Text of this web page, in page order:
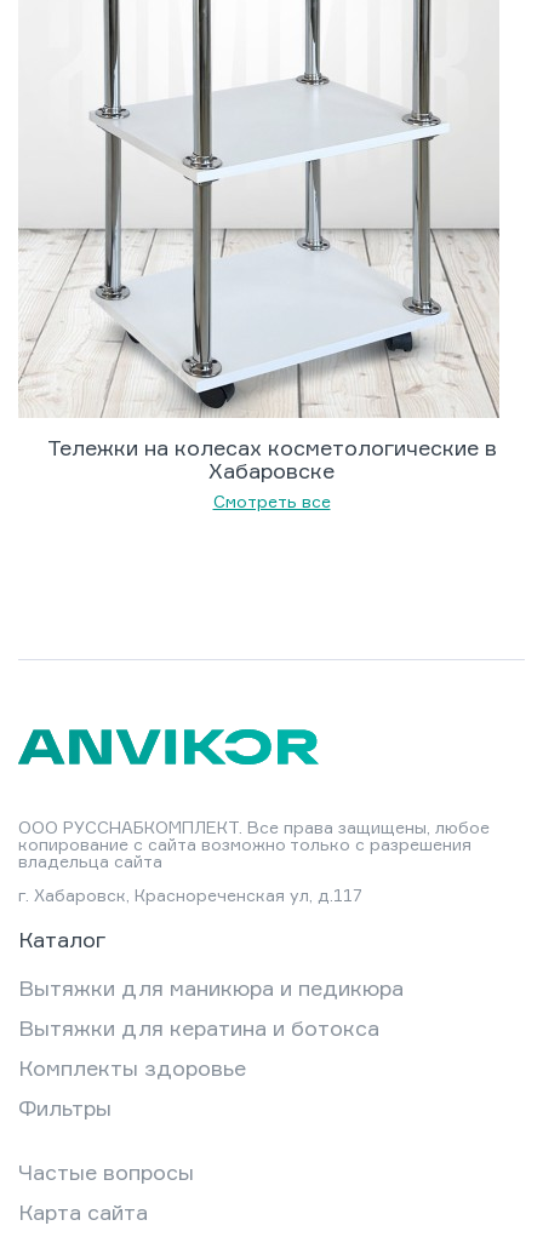
Тележки на колесах косметологические в
Хабаровске
Смотреть все
ООО РУССНАБКОМПЛЕКТ. Все права защищены, любое
копирование с сайта возможно только с разрешения
владельца сайта
г. Хабаровск, Краснореченская ул, д.117
Каталог
Вытяжки для маникюра и педикюра
Вытяжки для кератина и ботокса
Комплекты здоровье
Фильтры
Частые вопросы
Карта сайта